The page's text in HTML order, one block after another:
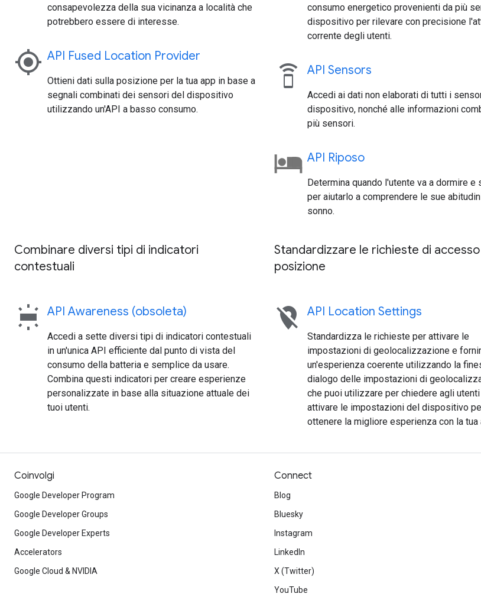
consapevolezza della sua vicinanza a località che
potrebbero essere di interesse.
my_location API Fused Location Provider
Ottieni dati sulla posizione per la tua app in base a
segnali combinati dei sensori del dispositivo
utilizzando un'API a basso consumo.
consumo energetico provenienti da più
dispositivo per rilevare con precisione
corrente degli utenti.
speaker_phone API Sensors
Accedi ai dati non elaborati di tutti i
dispositivo, nonché alle informazioni
più sensori.
API Riposo
Determina quando l'utente va a dormire e
per aiutarlo a comprendere le sue
sonno.
Combinare diversi tipi di indicatori
contestuali
wb_iridescent API Awareness (obsoleta)
Accedi a sette diversi tipi di indicatori contestuali
in un'unica API efficiente dal punto di vista del
consumo della batteria e semplice da usare.
Combina questi indicatori per creare esperienze
personalizzate in base alla situazione attuale dei
tuoi utenti.
Standardizzare le richieste di accesso
posizione
location_off API Location Settings
Standardizza le richieste per attivare le
impostazioni di geolocalizzazione e
un'esperienza coerente utilizzando la
dialogo delle impostazioni di
che puoi utilizzare per chiedere agli
attivare le impostazioni del dispositivo
ottenere la migliore esperienza con la tua
Coinvolgi
Google Developer Program
Google Developer Groups
Google Developer Experts
Accelerators
Google Cloud & NVIDIA
Connect
Blog
Bluesky
Instagram
LinkedIn
X (Twitter)
YouTube